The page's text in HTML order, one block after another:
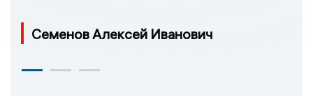
Семенов Алексей Иванович